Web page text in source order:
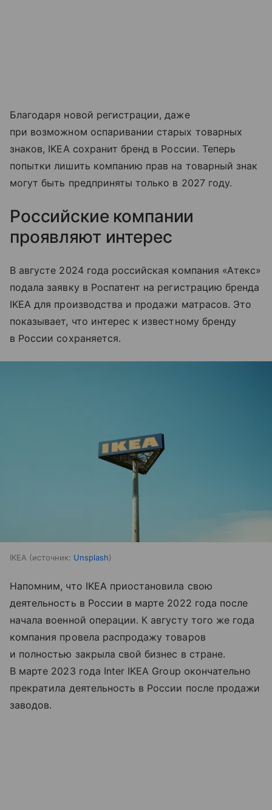
Благодаря новой регистрации, даже
при возможном оспаривании старых товарных
знаков, IKEA сохранит бренд в России. Теперь
попытки лишить компанию прав на товарный знак
могут быть предприняты только в 2027 году.
Российские компании
проявляют интерес
В августе 2024 года российская компания «Атекс»
подала заявку в Роспатент на регистрацию бренда
IKEA для производства и продажи матрасов. Это
показывает, что интерес к известному бренду
в России сохраняется.
IKEA источник: Unsplash
Напомним, что IKEA приостановила свою
деятельность в России в марте 2022 года после
начала военной операции. К августу того же года
компания провела распродажу товаров
и полностью закрыла свой бизнес в стране.
В марте 2023 года Inter IKEA Group окончательно
прекратила деятельность в России после продажи
заводов.